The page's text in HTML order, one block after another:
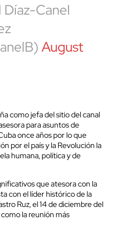
Canel
August
como jefa del sitio del canal
para asuntos de
once años por lo que
por el país y la Revolución la
humana, política y de
que atesora con la
con el líder histórico de la
Ruz, el 14 de diciembre del
la reunión más